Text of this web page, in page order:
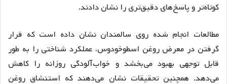
کوتاه‌تر و پاسخ‌های دقیق‌تری را نشان دادند.
مطالعات انجام شده روی سالمندان نشان داده است که قرار
گرفتن در معرض روغن اسطوخودوس، عملکرد شناختی را به طور
قابل توجهی بهبود می‌بخشد و خواب‌آلودگی روزانه را کاهش
می‌دهد. همچنین تحقیقات نشان می‌دهند که استنشاق روغن